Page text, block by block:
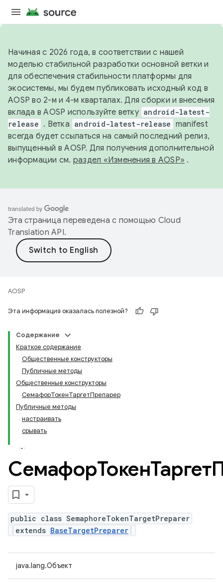
Начиная с 2026 года, в соответствии с нашей
моделью стабильной разработки основной ветки и
для обеспечения стабильности платформы для
экосистемы, мы будем публиковать исходный код в
AOSP во 2-м и 4-м кварталах. Для сборки и внесения
вклада в AOSP используйте ветку android-latest-
release . Ветка android-latest-release manifest
всегда будет ссылаться на самый последний релиз,
выпущенный в AOSP. Для получения дополнительной
информации см. раздел «Изменения в AOSP» .
Эта страница переведена с помощью Cloud
Translation API.
AOSP
Эта информация оказалась полезной?
Содержание
Краткое содержание
Общественные конструкторы
Публичные методы
Общественные конструкторы
СемафорТокенТаргетПрепарер
Публичные методы
настраивать
срывать
public class SemaphoreTokenTargetPreparer
extends BaseTargetPreparer
java.lang.Объект